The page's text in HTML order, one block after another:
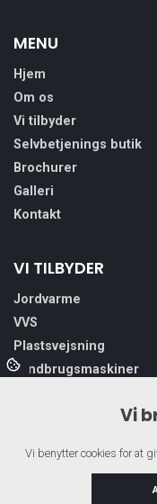
MENU
Hjem
Om os
Vi tilbyder
Selvbetjenings butik
Brochurer
Galleri
Kontakt
VI TILBYDER
Jordvarme
VVS
Plastsvejsning
Landbrugsmaskiner
Biobrændsel
Vi
Vi benytter cookies for at